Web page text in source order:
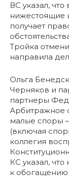
ВС указал,
нижестоящие
получает
Тройка
направила
Ольга
Черняков и
партнеры
Арбитражное
малые споры
(включая
коллегия
КС указал,
к обогащению